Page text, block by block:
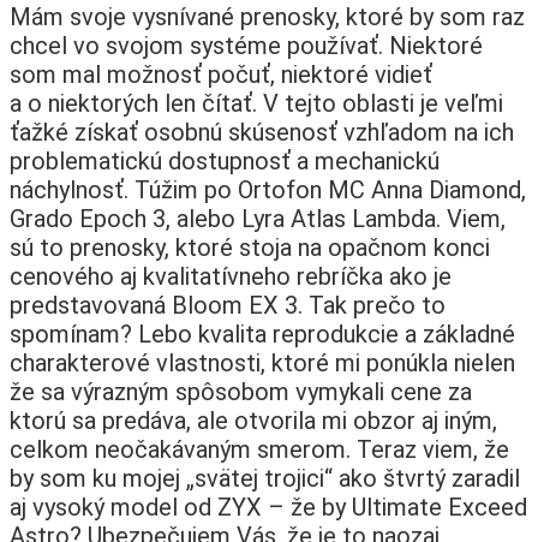
Mám svoje vysnívané prenosky, ktoré by som raz
chcel vo svojom systéme používať. Niektoré
som mal možnosť počuť, niektoré vidieť
a o niektorých len čítať. V tejto oblasti je veľmi
ťažké získať osobnú skúsenosť vzhľadom na ich
problematickú dostupnosť a mechanickú
náchylnosť. Túžim po Ortofon MC Anna Diamond,
Grado Epoch 3, alebo Lyra Atlas Lambda. Viem,
sú to prenosky, ktoré stoja na opačnom konci
cenového aj kvalitatívneho rebríčka ako je
predstavovaná Bloom EX 3. Tak prečo to
spomínam? Lebo kvalita reprodukcie a základné
charakterové vlastnosti, ktoré mi ponúkla nielen
že sa výrazným spôsobom vymykali cene za
ktorú sa predáva, ale otvorila mi obzor aj iným,
celkom neočakávaným smerom. Teraz viem, že
by som ku mojej „svätej trojici“ ako štvrtý zaradil
aj vysoký model od ZYX – že by Ultimate Exceed
Astro? Ubezpečujem Vás, že je to naozaj